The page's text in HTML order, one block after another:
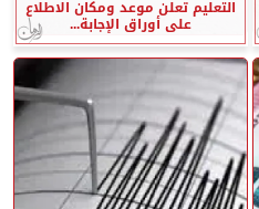
التعليم تعلن موعد ومكان الاطلاع
على أوراق الإجابة...